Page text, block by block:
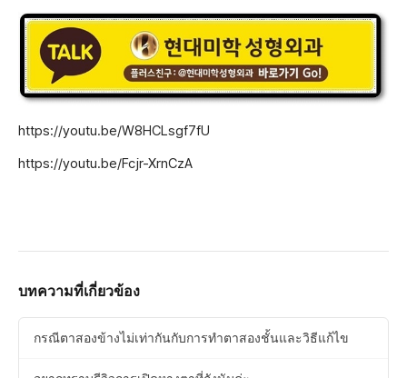
https://youtu.be/W8HCLsgf7fU
https://youtu.be/Fcjr-XrnCzA
บทความที่เกี่ยวข้อง
กรณีตาสองข้างไม่เท่ากันกับการทำตาสองชั้นและวิธีแก้ไข